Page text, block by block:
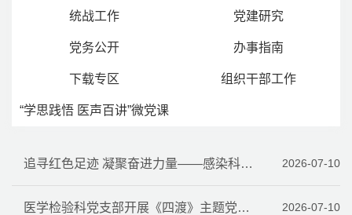
统战工作 党建研究
党务公开 办事指南
下载专区 组织干部工作
“学思践悟 医声百讲”微党课
追寻红色足迹 凝聚奋进力量——感染科党支部与西安市中心医院糖坊街院区党支部联合开展党建联建活动 2026-07-10
医学检验科党支部开展《四渡》主题党日观影活动 2026-07-10